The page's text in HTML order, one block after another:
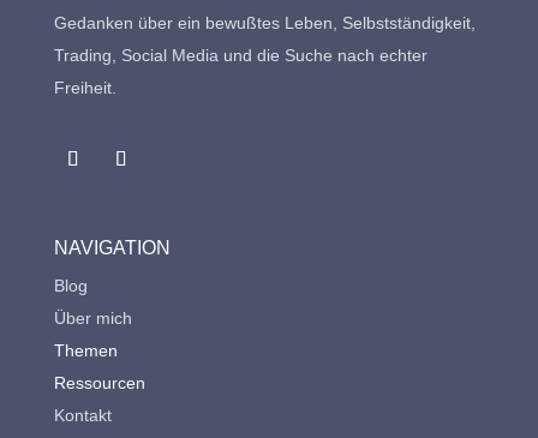
Gedanken über ein bewußtes Leben, Selbstständigkeit,
Trading, Social Media und die Suche nach echter
Freiheit.
NAVIGATION
Blog
Über mich
Themen
Ressourcen
Kontakt